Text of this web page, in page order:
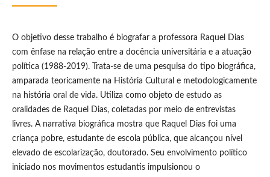
O objetivo desse trabalho é biografar a professora Raquel Dias
com ênfase na relação entre a docência universitária e a atuação
política (1988-2019). Trata-se de uma pesquisa do tipo biográfica,
amparada teoricamente na História Cultural e metodologicamente
na história oral de vida. Utiliza como objeto de estudo as
oralidades de Raquel Dias, coletadas por meio de entrevistas
livres. A narrativa biográfica mostra que Raquel Dias foi uma
criança pobre, estudante de escola pública, que alcançou nível
elevado de escolarização, doutorado. Seu envolvimento político
iniciado nos movimentos estudantis impulsionou o